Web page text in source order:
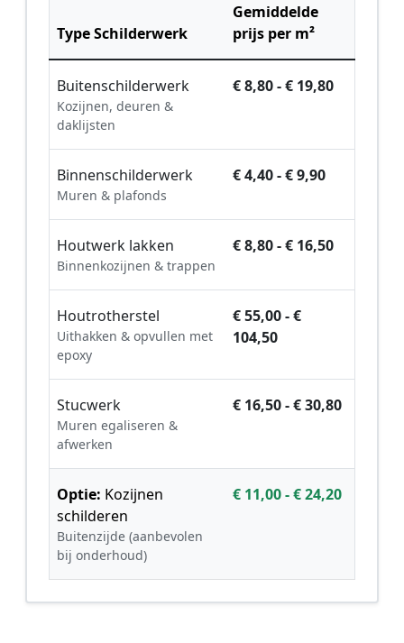
Type Schilderwerk
Gemiddelde
prijs per m²
Buitenschilderwerk
Kozijnen, deuren &
daklijsten
€ 8,80 - € 19,80
Binnenschilderwerk
Muren & plafonds
€ 4,40 - € 9,90
Houtwerk lakken
Binnenkozijnen & trappen
€ 8,80 - € 16,50
Houtrotherstel
Uithakken & opvullen met
epoxy
€ 55,00 - €
104,50
Stucwerk
Muren egaliseren &
afwerken
€ 16,50 - € 30,80
Optie: Kozijnen
schilderen
Buitenzijde (aanbevolen
bij onderhoud)
€ 11,00 - € 24,20